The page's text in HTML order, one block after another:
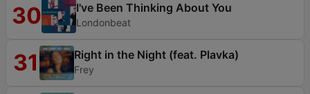
30 I've Been Thinking About You
Londonbeat
31 Right in the Night (feat. Plavka)
Frey